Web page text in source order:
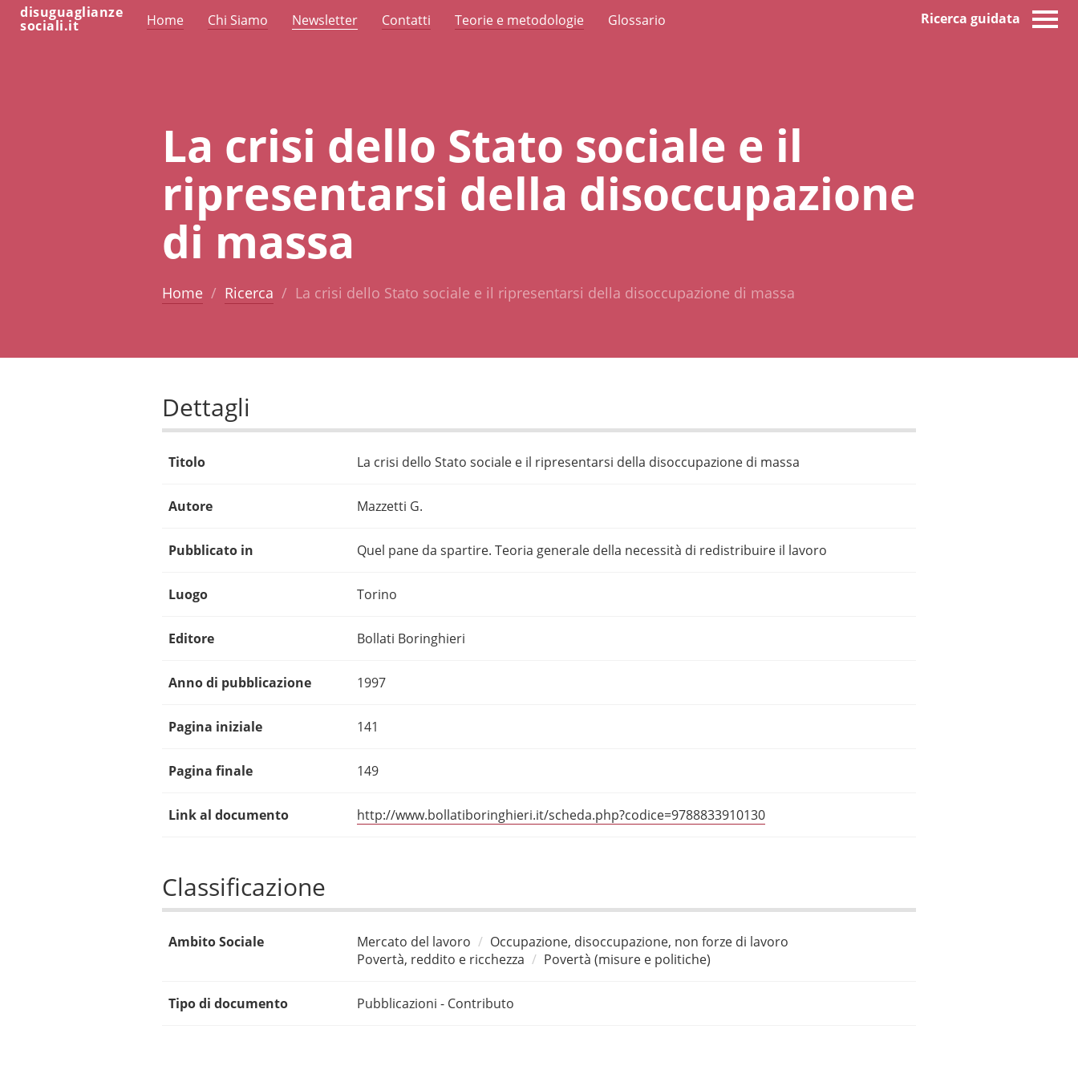
disuguaglianze
sociali.it Home Chi Siamo Newsletter Contatti Teorie e metodologie Glossario Ricerca guidata
La crisi dello Stato sociale e il
ripresentarsi della disoccupazione
di massa
Home Ricerca La crisi dello Stato sociale e il ripresentarsi della disoccupazione di massa
Dettagli
Titolo La crisi dello Stato sociale e il ripresentarsi della disoccupazione di massa
Autore Mazzetti G.
Pubblicato in Quel pane da spartire. Teoria generale della necessità di redistribuire il lavoro
Luogo Torino
Editore Bollati Boringhieri
Anno di pubblicazione 1997
Pagina iniziale 141
Pagina finale 149
Link al documento http://www.bollatiboringhieri.it/scheda.php?codice=9788833910130
Classificazione
Ambito Sociale Mercato del lavoro
Occupazione, disoccupazione, non forze di lavoro
Povertà, reddito e ricchezza
Povertà (misure e politiche)
Tipo di documento Pubblicazioni - Contributo